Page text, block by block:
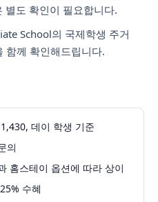
별도 확인이 필요합니다.
School의 국제학생 주거
함께 확인해드립니다.
데이 학생 기준
의
홈스테이 옵션에 따라 상이
수혜